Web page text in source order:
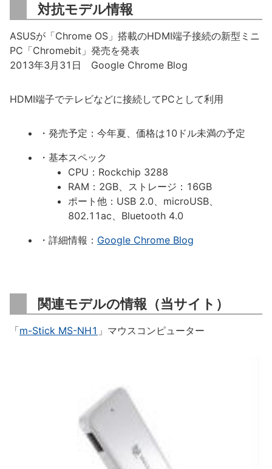
対抗モデル情報
ASUSが「Chrome OS」搭載のHDMI端子接続の新型ミニ
PC「Chromebit」発売を発表
2013年3月31日 Google Chrome Blog
HDMI端子でテレビなどに接続してPCとして利用
・発売予定：今年夏、価格は10ドル未満の予定
・基本スペック
CPU：Rockchip 3288
RAM：2GB、ストレージ：16GB
ポート他：USB 2.0、microUSB、
802.11ac、Bluetooth 4.0
・詳細情報： Google Chrome Blog
関連モデルの情報（当サイト）
「m-Stick MS-NH1 」マウスコンピューター